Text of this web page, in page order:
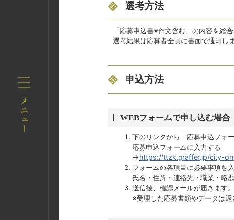
選考方法
「応募申込書※作文含む」の内容を総
選考結果は応募者全員に書面で通知しま
申込方法
WEBフォームで申し込む場合
下のリンクから「応募申込フォ
応募申込フォームに入力する
→https://ttzk.graffer.jp/city-
フォームの各項目に必要事項を
氏名・住所・連絡先・職業・略
送信後、確認メールが届きます。
※受理した応募書類やデータは返